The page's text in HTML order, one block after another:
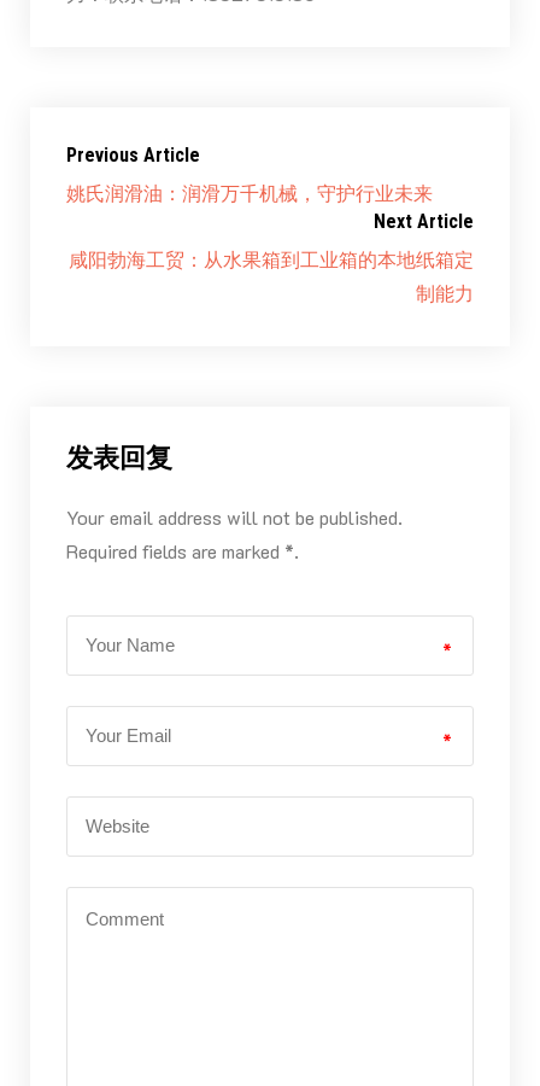
Previous Article
姚氏润滑油：润滑万千机械，守护行业未来
Next Article
咸阳勃海工贸：从水果箱到工业箱的本地纸箱定
制能力
发表回复
Your email address will not be published.
Required fields are marked *.
*
*